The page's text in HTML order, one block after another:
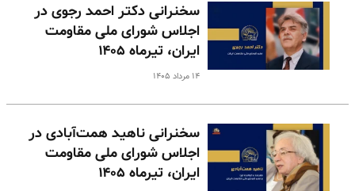
سخنرانی دکتر احمد رجوی در
اجلاس شورای ملی مقاومت
ایران، تیرماه ۱۴۰۵
۱۴ مرداد ۱۴۰۵
سخنرانی ناهید همت‌آبادی در
اجلاس شورای ملی مقاومت
ایران، تیرماه ۱۴۰۵